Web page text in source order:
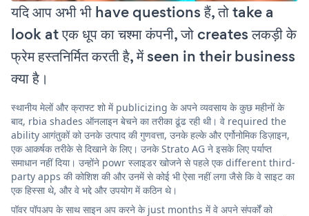
यदि आप अभी भी have questions हैं, तो take a
look at एक धूप का चश्मा कंपनी, जो creates लकड़ी के
फ्रेम हस्तनिर्मित करती है, में seen in their business
क्या है।
स्थानीय मेलों और क्राफ्ट शो में publicizing के अपने व्यवसाय के कुछ महीनों के
बाद, rbia shades ऑनलाइन बेचने का तरीका ढूंढ रही थी। वे required the
ability आगंतुकों को उनके उत्पाद की गुणवत्ता, उनके हल्के और एर्गोनोमिक डिज़ाइन,
एक आकर्षक तरीके से दिखाने के लिए। उनके Strato AG ने इसके लिए पर्याप्त
समाधान नहीं दिया। उन्होंने powr स्लाइडर खोजने से पहले एक different third-
party apps की कोशिश की और उनमें से कोई भी ऐसा नहीं लगा जैसे कि वे साइट का
एक हिस्सा थे, और वे भद्दे और उपयोग में कठिन थे।
पॉवर पॉपअप के साथ साइन अप करने के just months में वे अपने संपर्कों को